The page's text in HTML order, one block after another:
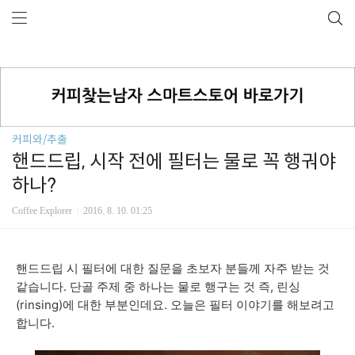
커피와/추출
핸드드립, 시작 전에 필터는 물로 꼭 행궈야
하나?
Coffee Explorer 2016. 8. 10. 01:25
핸드드립 시 필터에 대한 질문을 초보자 분들께 자주 받는 것
같습니다. 단골 주제 중 하나는 물로 행구는 것 즉, 린싱
(rinsing)에 대한 부분인데요. 오늘은 필터 이야기를 해보려고
합니다.